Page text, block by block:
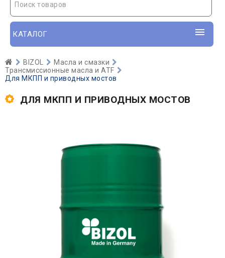
Поиск товаров
КАТАЛОГ
BIZOL
Масла и смазки
Трансмиссионные масла и ATF
Для МКПП и приводных мостов
ДЛЯ МКПП И ПРИВОДНЫХ МОСТОВ